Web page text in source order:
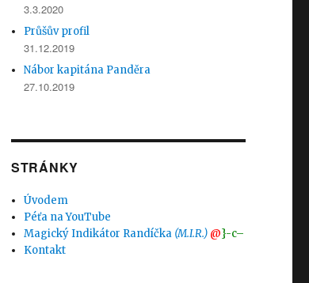
3.3.2020
Průšův profil
31.12.2019
Nábor kapitána Panděra
27.10.2019
STRÁNKY
Úvodem
Péťa na YouTube
Magický Indikátor Randíčka (M.I.R.) @}-c–
Kontakt